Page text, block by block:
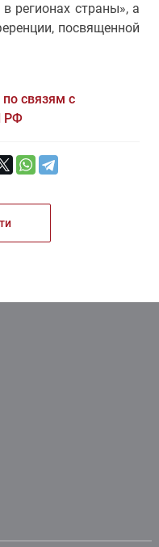
регионах страны», а
посвященной
связям с
РФ